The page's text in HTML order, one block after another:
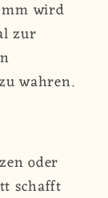
wird
zur
wahren.
oder
schafft